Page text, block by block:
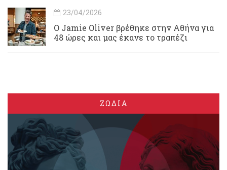
23/04/2026
Ο Jamie Oliver βρέθηκε στην Αθήνα για
48 ώρες και μας έκανε το τραπέζι
ΖΩΔΙΑ